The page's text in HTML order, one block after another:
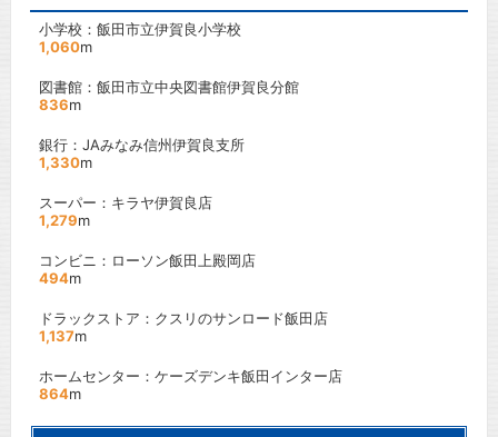
小学校：飯田市立伊賀良小学校
1,060m
図書館：飯田市立中央図書館伊賀良分館
836m
銀行：JAみなみ信州伊賀良支所
1,330m
スーパー：キラヤ伊賀良店
1,279m
コンビニ：ローソン飯田上殿岡店
494m
ドラックストア：クスリのサンロード飯田店
1,137m
ホームセンター：ケーズデンキ飯田インター店
864m